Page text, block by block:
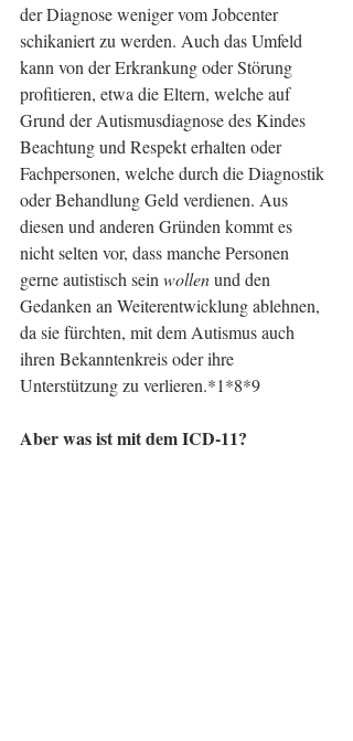
der Diagnose weniger vom Jobcenter
schikaniert zu werden. Auch das Umfeld
kann von der Erkrankung oder Störung
profitieren, etwa die Eltern, welche auf
Grund der Autismusdiagnose des Kindes
Beachtung und Respekt erhalten oder
Fachpersonen, welche durch die Diagnostik
oder Behandlung Geld verdienen. Aus
diesen und anderen Gründen kommt es
nicht selten vor, dass manche Personen
gerne autistisch sein wollen und den
Gedanken an Weiterentwicklung ablehnen,
da sie fürchten, mit dem Autismus auch
ihren Bekanntenkreis oder ihre
Unterstützung zu verlieren.*1*8*9
Aber was ist mit dem ICD-11?